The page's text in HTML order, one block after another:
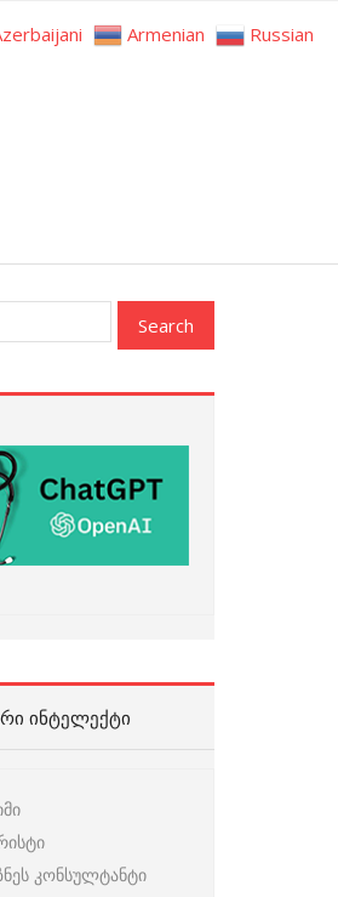
ᲘᲜᲢᲔᲚᲔᲥᲢᲘ
კონსულტანტი
Armenian Russian